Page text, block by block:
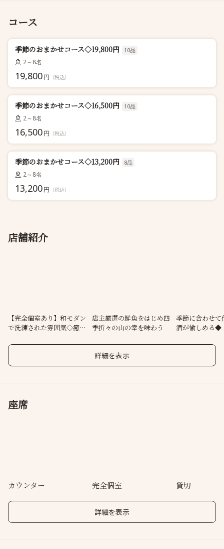
コース
季節のおまかせコース◇19,800円 10品
2～8名
19,800円 （税込）
季節のおまかせコース◇16,500円 10品
2～8名
16,500円 （税込）
季節のおまかせコース◇13,200円 8品
2～8名
13,200円 （税込）
店舗紹介
【完全個室あり】和モダン
で洗練された雰囲気◇癒し
店主厳選の鮮魚をはじめ四
季折々の山の幸を味わう
季節に合わせて
酒が愉しめる◆
詳細を表示
座席
カウンター 完全個室 貸切
詳細を表示